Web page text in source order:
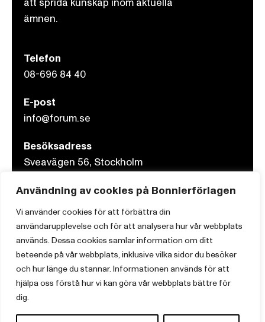
Användning av cookies på Bonnierförlagen
Vi använder cookies för att förbättra din
användarupplevelse och för att analysera hur vår webbplats
används. Dessa cookies samlar information om ditt
beteende på vår webbplats, inklusive vilka sidor du besöker
och hur länge du stannar. Informationen används för att
hjälpa oss förstå hur vi kan göra vår webbplats bättre för
dig.
att sprida kunskap inom aktuella
ämnen.
Telefon
08-696 84 40
E-post
info@forum.se
Besöksadress
Sveavägen 56, Stockholm
Postadress
Box 3159, 103 63 Stockholm
Om Bonnierförlagen
Cookies
Integritetspolicy